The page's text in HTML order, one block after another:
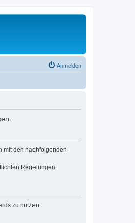
Anmelden
mit den nachfolgenden
Regelungen.
zu nutzen.